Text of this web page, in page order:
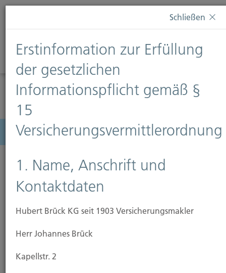
Diese Webseite verwendet Cookies. Wenn Sie weiterhin
Informationen finden Sie auf unserer SeiteDatenschutz
Diese Nachricht nicht erneut anzeigen
Menü
Schließen
Erstinformation zur Erfüllung
der gesetzlichen
Informationspflicht gemäß §
15
Versicherungsvermittlerordnung
1. Name, Anschrift und
Kontaktdaten
Hubert Brück KG seit 1903 Versicherungsmakler
Herr Johannes Brück
Kapellstr. 2